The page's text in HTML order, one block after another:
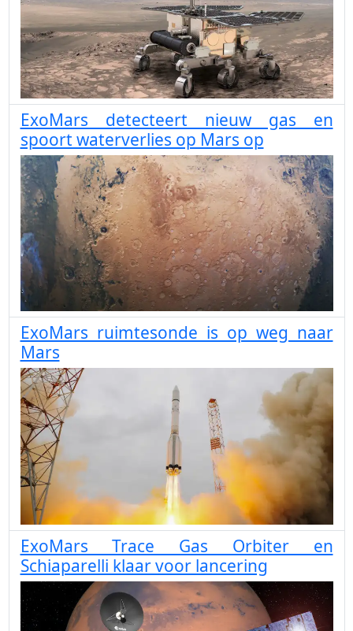
ExoMars detecteert nieuw gas en
spoort waterverlies op Mars op
ExoMars ruimtesonde is op weg naar
Mars
ExoMars Trace Gas Orbiter en
Schiaparelli klaar voor lancering